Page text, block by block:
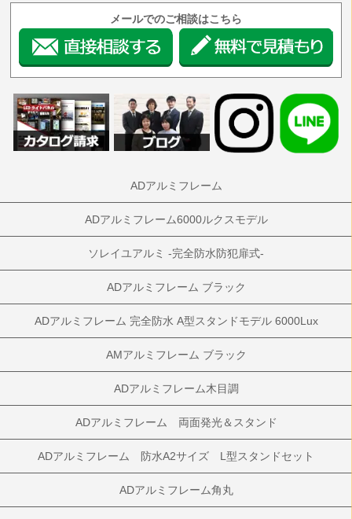
メールでのご相談はこちら
ADアルミフレーム
ADアルミフレーム6000ルクスモデル
ソレイユアルミ -完全防水防犯扉式-
ADアルミフレーム ブラック
ADアルミフレーム 完全防水 A型スタンドモデル 6000Lux
AMアルミフレーム ブラック
ADアルミフレーム木目調
ADアルミフレーム 両面発光＆スタンド
ADアルミフレーム 防水A2サイズ L型スタンドセット
ADアルミフレーム角丸